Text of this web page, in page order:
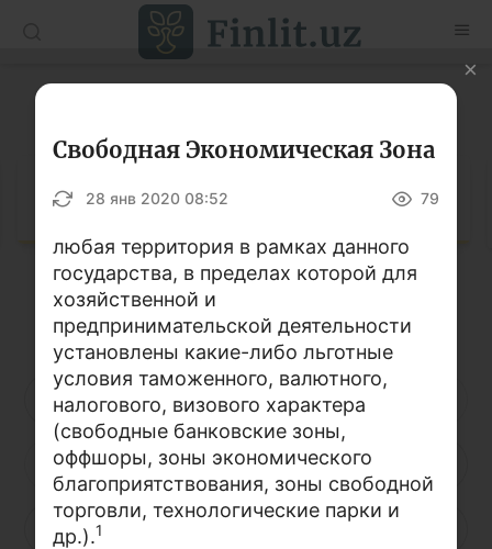
Рус
Статьи
Учебные материалы
Глоссарий
Книги по финансовой грамотности
Видео
Проекты
Интерактивные услуги
Фотогалерея
О проекте
Глоссарий
Кириллица
А Б В Г Д
Ж З И Й К Л
Н
Свободная Экономическая Зона
28 янв 2020 08:52 79
любая территория в рамках данного
государства, в пределах которой для
хозяйственной и
предпринимательской деятельности
установлены какие-либо льготные
условия таможенного, валютного,
налогового, визового характера
(свободные банковские зоны,
оффшоры, зоны экономического
благоприятствования, зоны свободной
торговли, технологические парки и
др.).1